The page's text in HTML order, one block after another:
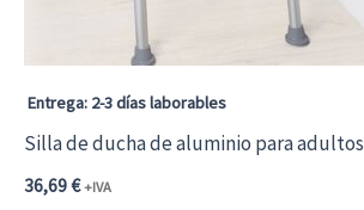
Entrega: 2-3 días laborables
Silla de ducha de aluminio para adultos
36,69€ +IVA